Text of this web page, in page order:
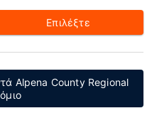
Επιλέξτε
Alpena County Regional